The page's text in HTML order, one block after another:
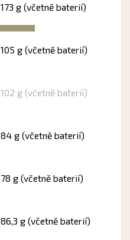
173 g (včetně baterií)
105 g (včetně baterií)
102 g (včetně baterií)
84 g (včetně baterií)
78 g (včetně baterií)
86,3 g (včetně baterií)